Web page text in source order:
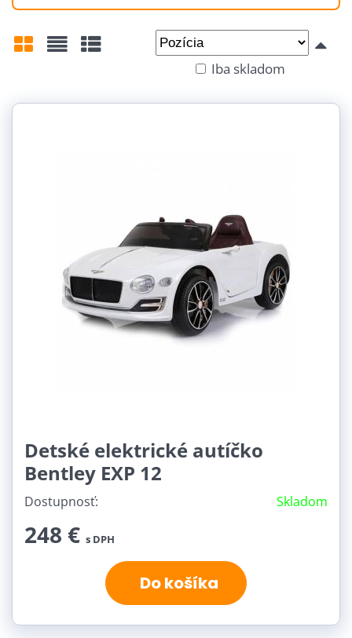
Iba skladom
Detské elektrické autíčko
Bentley EXP 12
Dostupnosť: Skladom
248 € s DPH
Do košíka